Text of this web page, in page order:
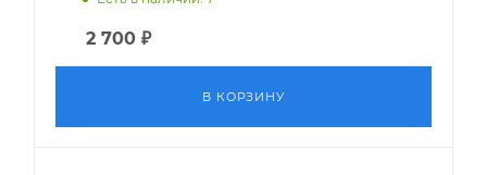
2 700 ₽
В КОРЗИНУ